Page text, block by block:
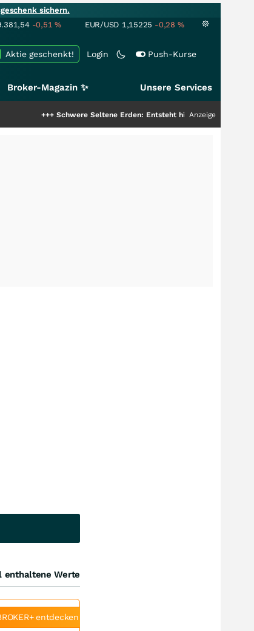
sichern.
-0,51% EUR/USD 1,15225 -0,28 %
Login Push-Kurse
Aktie geschenkt!
Broker-Magazin ✨ Unsere Services
Schwere Seltene Erden: Entsteht hier die nächste Milliardenstory?
Anzeige
enthaltene Werte
entdecken